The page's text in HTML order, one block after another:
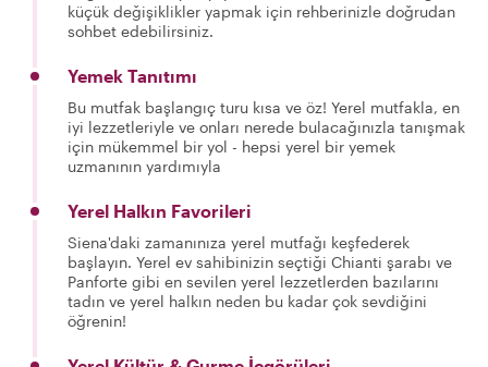
küçük değişiklikler yapmak için rehberinizle doğrudan
sohbet edebilirsiniz.
Yemek Tanıtımı
Bu mutfak başlangıç turu kısa ve öz! Yerel mutfakla, en
iyi lezzetleriyle ve onları nerede bulacağınızla tanışmak
için mükemmel bir yol - hepsi yerel bir yemek
uzmanının yardımıyla
Yerel Halkın Favorileri
Siena'daki zamanınıza yerel mutfağı keşfederek
başlayın. Yerel ev sahibinizin seçtiği Chianti şarabı ve
Panforte gibi en sevilen yerel lezzetlerden bazılarını
tadın ve yerel halkın neden bu kadar çok sevdiğini
öğrenin!